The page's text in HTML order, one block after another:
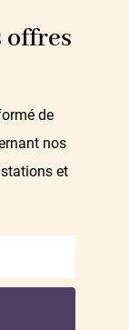
offres
de
nos
et